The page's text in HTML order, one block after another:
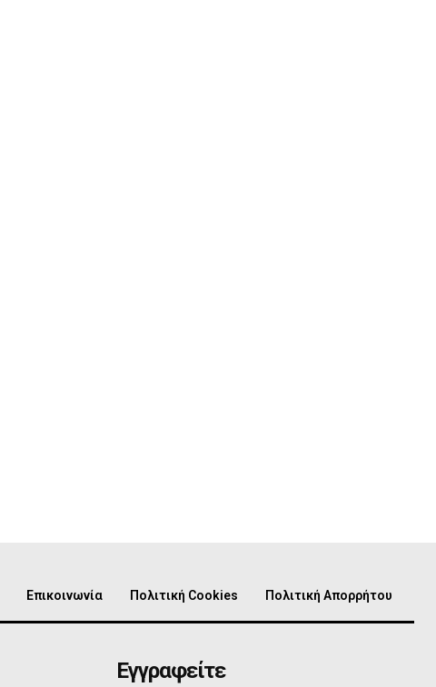
Επικοινωνία Πολιτική Cookies Πολιτική Απορρήτου
Εγγραφείτε